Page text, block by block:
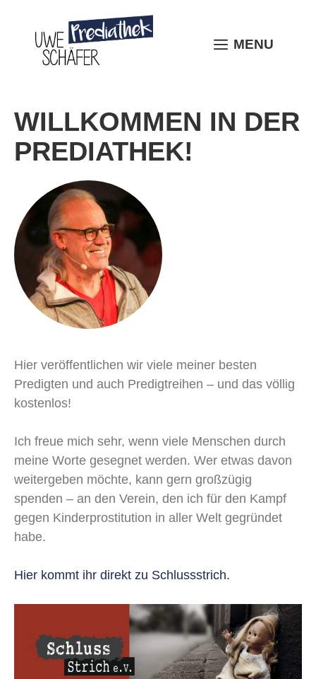
content
MENU
MENU
WILLKOMMEN IN DER
PREDIATHEK!
Hier veröffentlichen wir viele meiner besten
Predigten und auch Predigtreihen – und das völlig
kostenlos!
Ich freue mich sehr, wenn viele Menschen durch
meine Worte gesegnet werden. Wer etwas davon
weitergeben möchte, kann gern großzügig
spenden – an den Verein, den ich für den Kampf
gegen Kinderprostitution in aller Welt gegründet
habe.
Hier kommt ihr direkt zu Schlussstrich.